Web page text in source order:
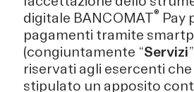
digitale BANCOMAT® Pay
pagamenti tramite
(congiuntamente “Servizi
riservati agli esercenti
stipulato un apposito